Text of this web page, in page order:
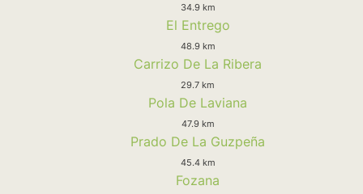
34.9 km
El Entrego
48.9 km
Carrizo De La Ribera
29.7 km
Pola De Laviana
47.9 km
Prado De La Guzpeña
45.4 km
Fozana